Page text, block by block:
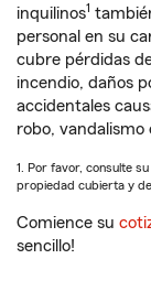
inquilinos1
personal en su
cubre pérdidas
incendio, daños
accidentales
robo, vandalismo
1. Por favor, consulte
propiedad cubierta y
Comience su
sencillo!